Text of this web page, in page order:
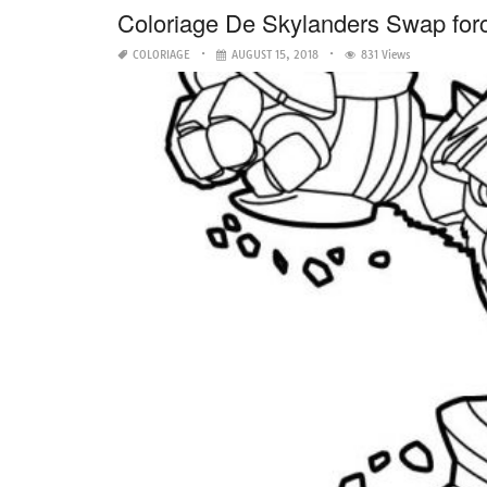
Coloriage De Skylanders Swap
COLORIAGE AUGUST 15, 2018 831 Views